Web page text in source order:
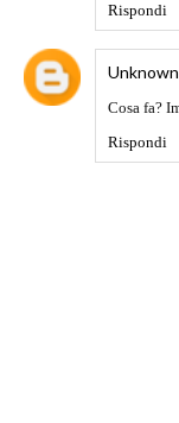
Rispondi
Unknown
Cosa fa?
Rispondi